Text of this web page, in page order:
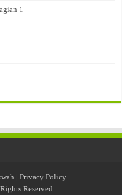
1
| Privacy Policy
Reserved